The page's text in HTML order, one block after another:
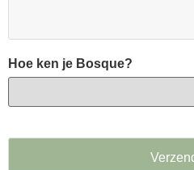
Hoe ken je Bosque?